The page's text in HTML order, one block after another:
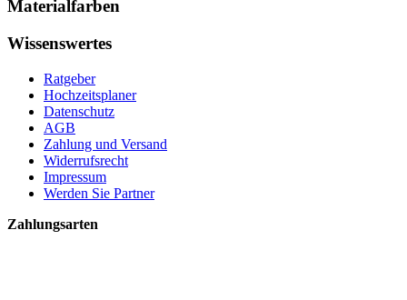
Materialfarben
Wissenswertes
Ratgeber
Hochzeitsplaner
Datenschutz
AGB
Zahlung und Versand
Widerrufsrecht
Impressum
Werden Sie Partner
Zahlungsarten